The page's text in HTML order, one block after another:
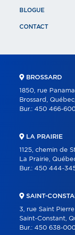
BLOGUE
CONTACT
BROSSARD
1850, rue
Brossard,
Bur.: 450 466-
LA PRAIRIE
1125, chemin de
La Prairie,
Bur.: 450 444-
SAINT-
3, rue Saint Pierre
Saint-Constant,
Bur.: 450 638-